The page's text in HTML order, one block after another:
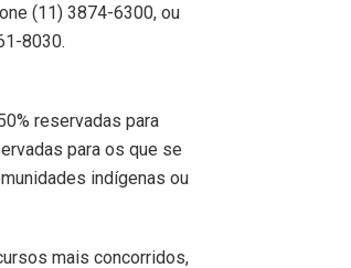
(11) 3874-6300, ou
8030.
reservadas para
para os que se
indígenas ou
mais concorridos,